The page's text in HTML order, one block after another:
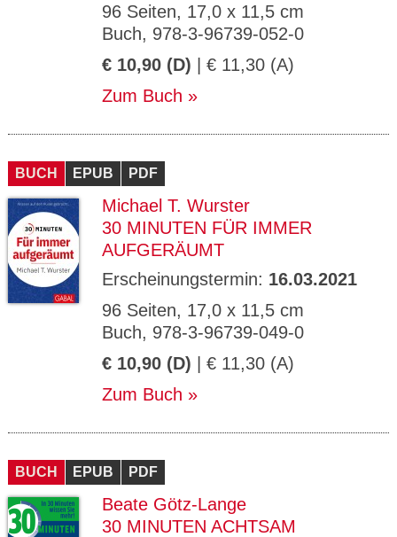
96 Seiten, 17,0 x 11,5 cm
Buch, 978-3-96739-052-0
€ 10,90 (D) | € 11,30 (A)
Zum Buch
BUCH EPUB PDF
Michael T. Wurster
30 MINUTEN FÜR IMMER
AUFGERÄUMT
Erscheinungstermin: 16.03.2021
96 Seiten, 17,0 x 11,5 cm
Buch, 978-3-96739-049-0
€ 10,90 (D) | € 11,30 (A)
Zum Buch
BUCH EPUB PDF
Beate Götz-Lange
30 MINUTEN ACHTSAM